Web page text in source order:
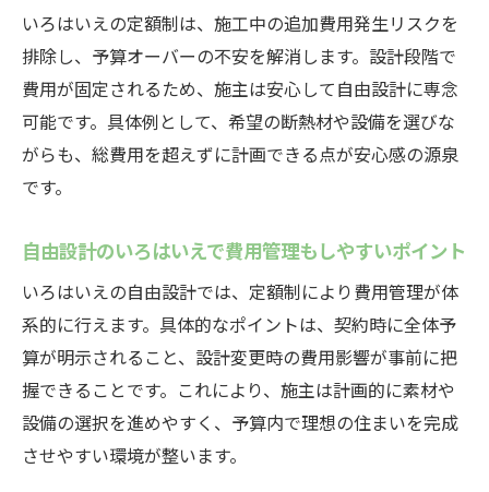
定額制注文住宅で気をつけたい自由設計の
ポイント
いろはいえのデメリットと解決策を丁寧に
解説
自由設計のいろはいえを選ぶ際の落とし穴
自由設計のいろはいえで地元密着の家づく
りを体感
いろはいえで納得できる家づくりの進め方
を紹介
自由設計のいろはいえで暮らしやすい住ま
いを実現
いろはいえの施工例や評判を参考にした家
いろはいえの定額制は、施工中の追加費用発生リスクを
排除し、予算オーバーの不安を解消します。設計段階で
費用が固定されるため、施主は安心して自由設計に専念
可能です。具体例として、希望の断熱材や設備を選びな
がらも、総費用を超えずに計画できる点が安心感の源泉
です。
自由設計のいろはいえで費用管理もしやすいポイント
いろはいえの自由設計では、定額制により費用管理が体
系的に行えます。具体的なポイントは、契約時に全体予
算が明示されること、設計変更時の費用影響が事前に把
握できることです。これにより、施主は計画的に素材や
設備の選択を進めやすく、予算内で理想の住まいを完成
させやすい環境が整います。